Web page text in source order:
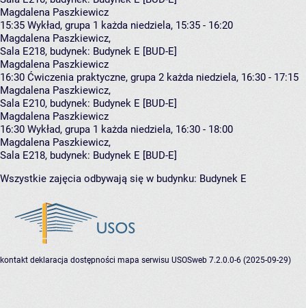
Magdalena Paszkiewicz
15:35 Wykład, grupa 1 każda niedziela, 15:35 - 16:20
Magdalena Paszkiewicz,
Sala E218, budynek: Budynek E [BUD-E]
Magdalena Paszkiewicz
16:30 Ćwiczenia praktyczne, grupa 2 każda niedziela, 16:30 - 17:15
Magdalena Paszkiewicz,
Sala E210, budynek: Budynek E [BUD-E]
Magdalena Paszkiewicz
16:30 Wykład, grupa 1 każda niedziela, 16:30 - 18:00
Magdalena Paszkiewicz,
Sala E218, budynek: Budynek E [BUD-E]
Wszystkie zajęcia odbywają się w budynku: Budynek E
kontakt deklaracja dostępności mapa serwisu USOSweb 7.2.0.0-6 (2025-09-29)